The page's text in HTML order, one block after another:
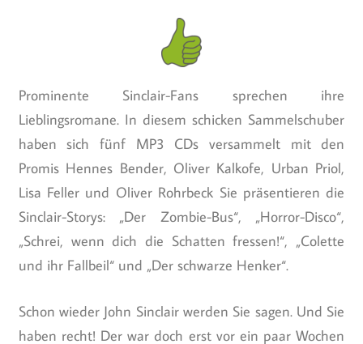
Prominente Sinclair-Fans sprechen ihre
Lieblingsromane. In diesem schicken Sammelschuber
haben sich fünf MP3 CDs versammelt mit den
Promis Hennes Bender, Oliver Kalkofe, Urban Priol,
Lisa Feller und Oliver Rohrbeck Sie präsentieren die
Sinclair-Storys: „Der Zombie-Bus“, „Horror-Disco“,
„Schrei, wenn dich die Schatten fressen!“, „Colette
und ihr Fallbeil“ und „Der schwarze Henker“.
Schon wieder John Sinclair werden Sie sagen. Und Sie
haben recht! Der war doch erst vor ein paar Wochen